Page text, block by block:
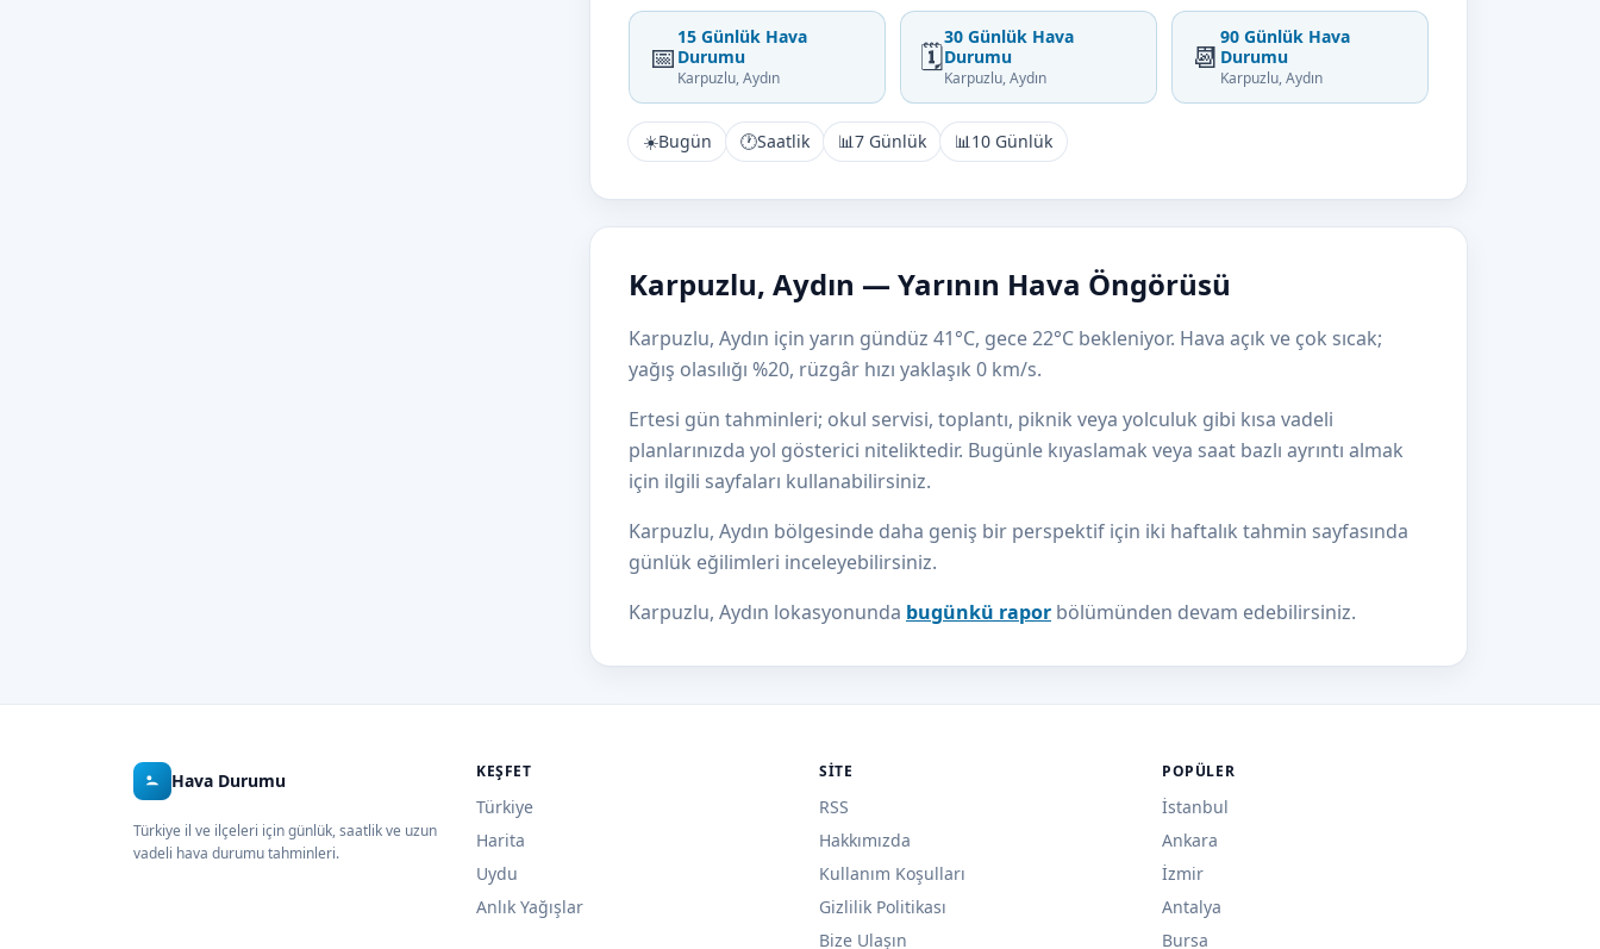
📅
15 Günlük Hava
Durumu
Karpuzlu, Aydın
🗓️
30 Günlük Hava
Durumu
Karpuzlu, Aydın
📆
90 Günlük Hava
Durumu
Karpuzlu, Aydın
☀️Bugün 🕐Saatlik 📊7 Günlük 📊10 Günlük
Karpuzlu, Aydın — Yarının Hava Öngörüsü
Karpuzlu, Aydın için yarın gündüz 41°C, gece 22°C bekleniyor. Hava açık ve çok sıcak;
yağış olasılığı %20, rüzgâr hızı yaklaşık 0 km/s.
Ertesi gün tahminleri; okul servisi, toplantı, piknik veya yolculuk gibi kısa vadeli
planlarınızda yol gösterici niteliktedir. Bugünle kıyaslamak veya saat bazlı ayrıntı almak
için ilgili sayfaları kullanabilirsiniz.
Karpuzlu, Aydın bölgesinde daha geniş bir perspektif için iki haftalık tahmin sayfasında
günlük eğilimleri inceleyebilirsiniz.
Karpuzlu, Aydın lokasyonunda bugünkü rapor bölümünden devam edebilirsiniz.
Hava Durumu
Türkiye il ve ilçeleri için günlük, saatlik ve uzun
vadeli hava durumu tahminleri.
KEŞFET
Türkiye
Harita
Uydu
Anlık Yağışlar
SITE
RSS
Hakkımızda
Kullanım Koşulları
Gizlilik Politikası
Bize Ulaşın
POPÜLER
İstanbul
Ankara
İzmir
Antalya
Bursa